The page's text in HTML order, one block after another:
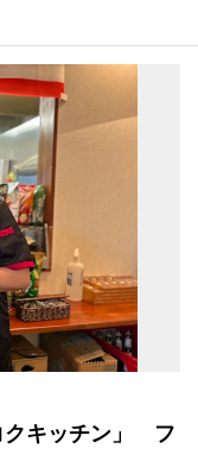
クキッチン」 フ